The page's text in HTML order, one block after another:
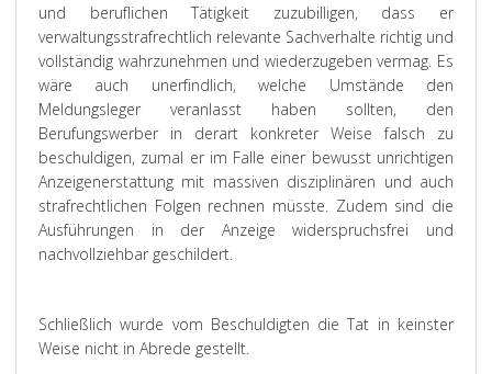
und beruflichen Tätigkeit zuzubilligen, dass er
verwaltungsstrafrechtlich relevante Sachverhalte richtig und
vollständig wahrzunehmen und wiederzugeben vermag. Es
wäre auch unerfindlich, welche Umstände den
Meldungsleger veranlasst haben sollten, den
Berufungswerber in derart konkreter Weise falsch zu
beschuldigen, zumal er im Falle einer bewusst unrichtigen
Anzeigenerstattung mit massiven disziplinären und auch
strafrechtlichen Folgen rechnen müsste. Zudem sind die
Ausführungen in der Anzeige widerspruchsfrei und
nachvollziehbar geschildert.
Schließlich wurde vom Beschuldigten die Tat in keinster
Weise nicht in Abrede gestellt.